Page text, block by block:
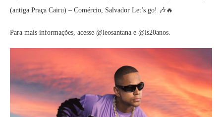
(antiga Praça Cairu) – Comércio, Salvador Let’s go! 🎶🔥
Para mais informações, acesse @leosantana e @ls20anos.